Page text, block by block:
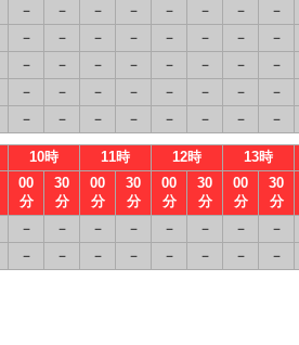
－ － － － － － － －
－ － － － － － － －
－ － － － － － － －
－ － － － － － － －
－ － － － － － － －
10時 11時 12時 13時
00
分
30
分
00
分
30
分
00
分
30
分
00
分
30
分
－ － － － － － － －
－ － － － － － － －